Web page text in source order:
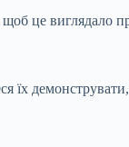
це виглядало
їх